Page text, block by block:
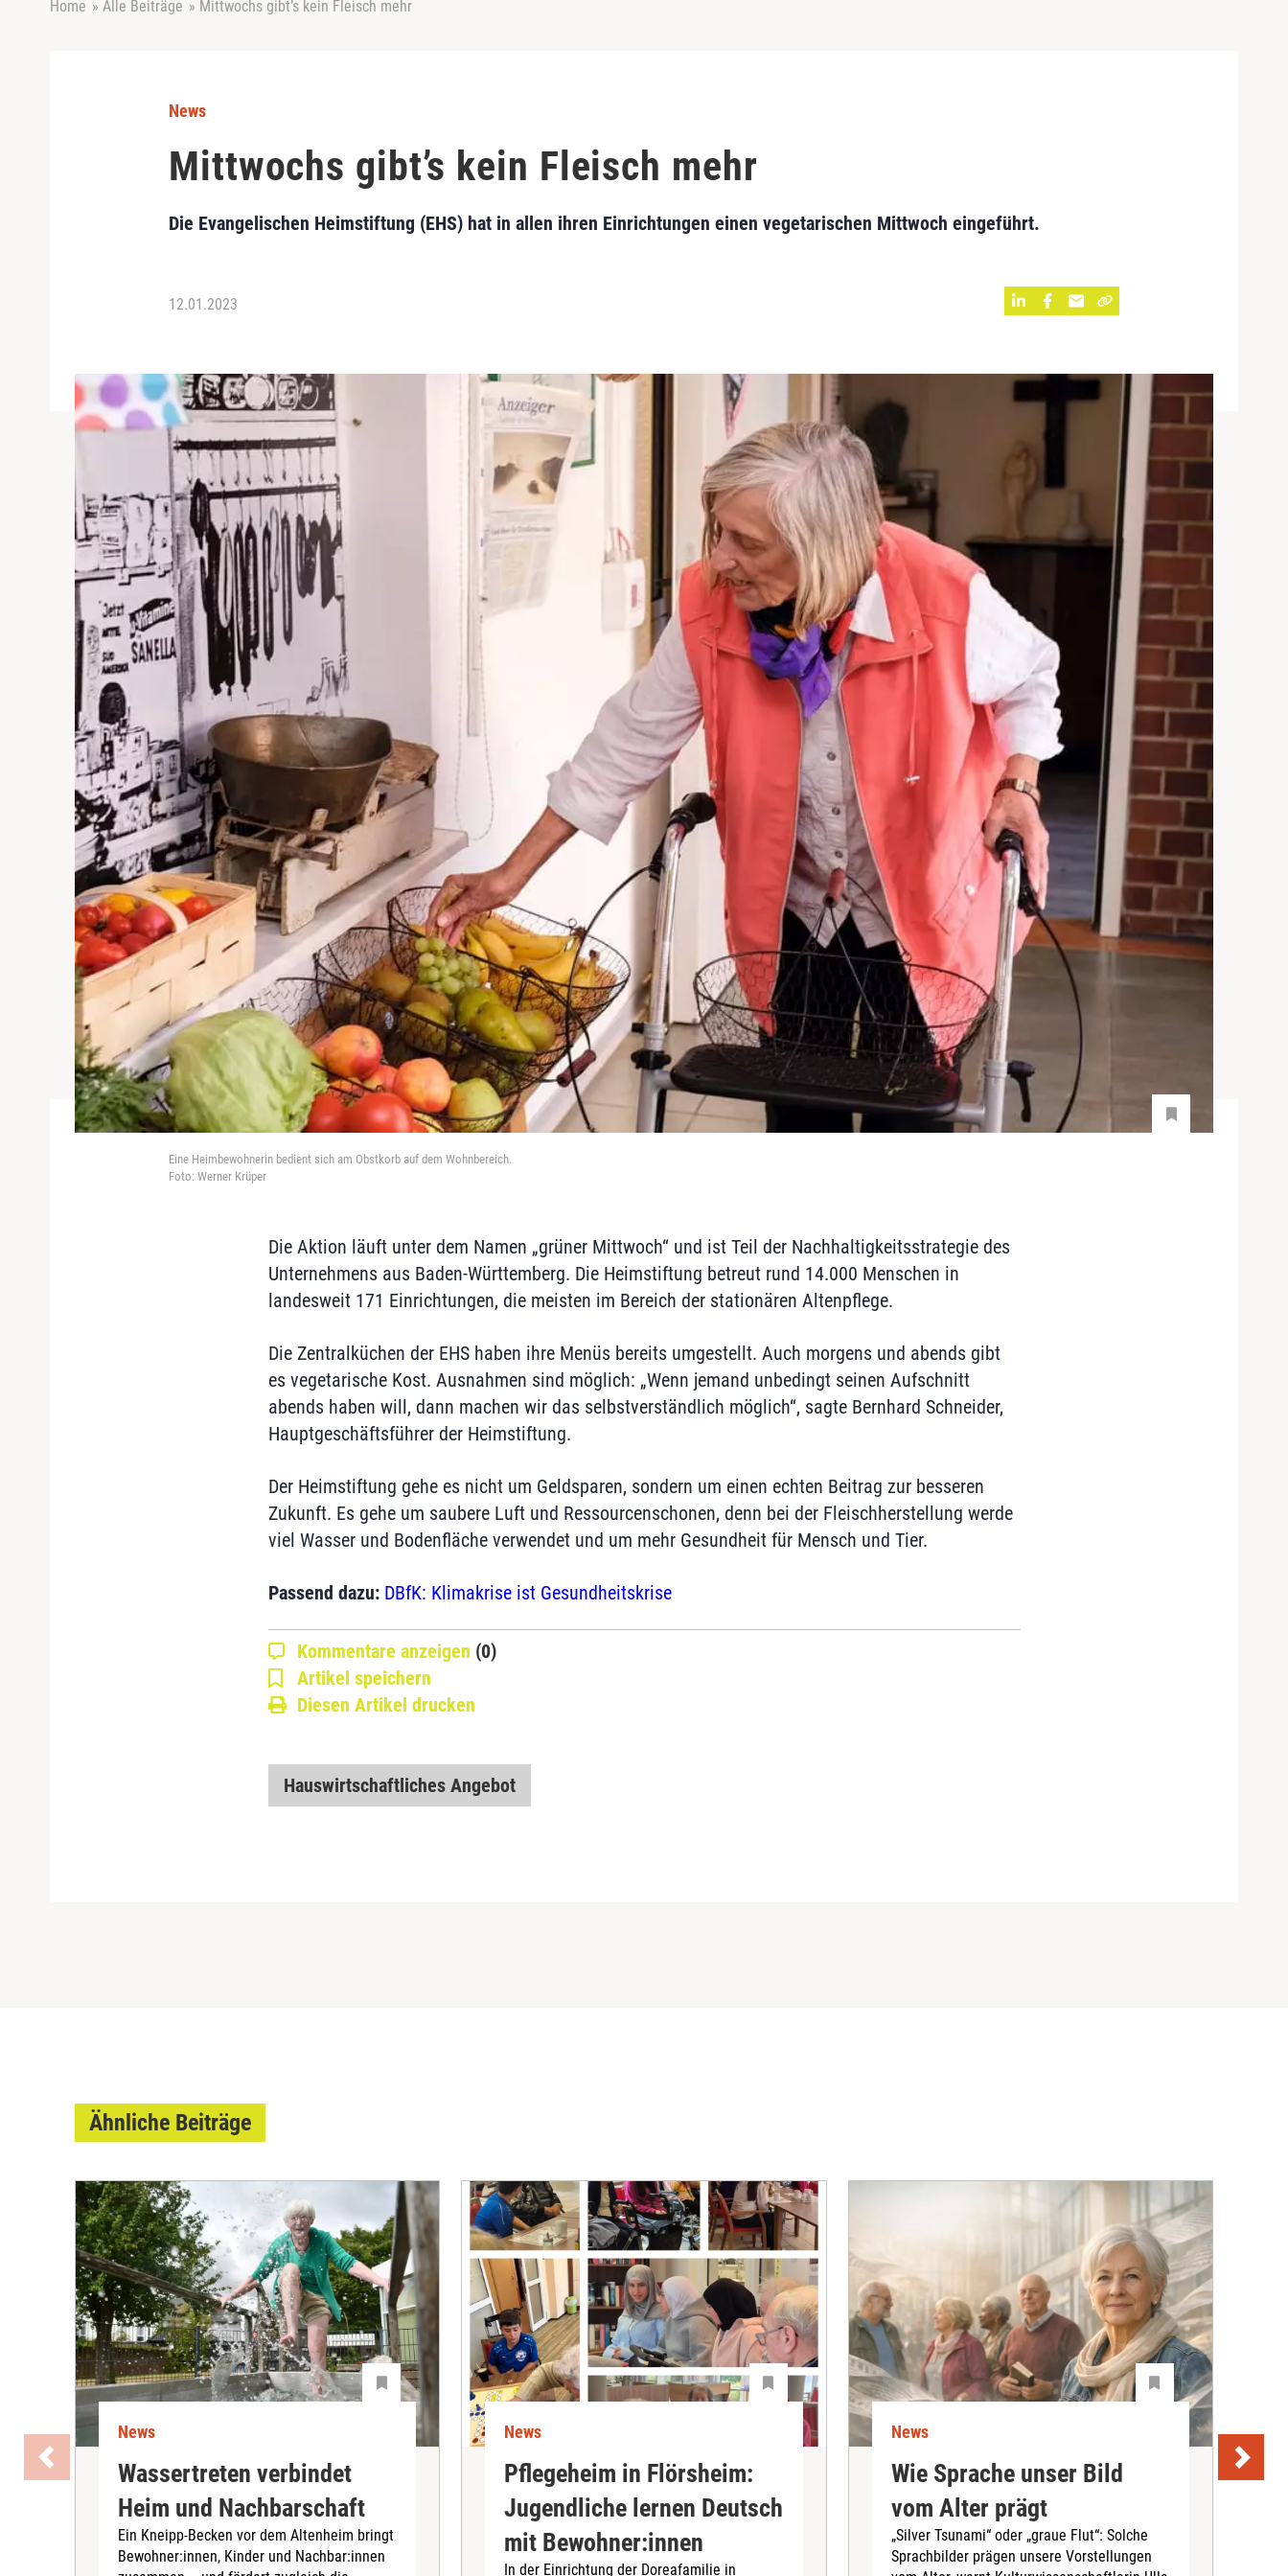
Home » Alle Beiträge » Mittwochs gibt’s kein Fleisch mehr
News
Mittwochs gibt’s kein Fleisch mehr
Die Evangelischen Heimstiftung (EHS) hat in allen ihren Einrichtungen einen vegetarischen Mittwoch eingeführt.
12.01.2023
Eine Heimbewohnerin bedient sich am Obstkorb auf dem Wohnbereich.
Foto: Werner Krüper
Die Aktion läuft unter dem Namen „grüner Mittwoch“ und ist Teil der Nachhaltigkeitsstrategie des
Unternehmens aus Baden-Württemberg. Die Heimstiftung betreut rund 14.000 Menschen in
landesweit 171 Einrichtungen, die meisten im Bereich der stationären Altenpflege.
Die Zentralküchen der EHS haben ihre Menüs bereits umgestellt. Auch morgens und abends gibt
es vegetarische Kost. Ausnahmen sind möglich: „Wenn jemand unbedingt seinen Aufschnitt
abends haben will, dann machen wir das selbstverständlich möglich“, sagte Bernhard Schneider,
Hauptgeschäftsführer der Heimstiftung.
Der Heimstiftung gehe es nicht um Geldsparen, sondern um einen echten Beitrag zur besseren
Zukunft. Es gehe um saubere Luft und Ressourcenschonen, denn bei der Fleischherstellung werde
viel Wasser und Bodenfläche verwendet und um mehr Gesundheit für Mensch und Tier.
Passend dazu: DBfK: Klimakrise ist Gesundheitskrise
Kommentare anzeigen (0)
Artikel speichern
Diesen Artikel drucken
Hauswirtschaftliches Angebot
Ähnliche Beiträge
News
Wassertreten verbindet
Heim und Nachbarschaft
Ein Kneipp-Becken vor dem Altenheim bringt
Bewohner:innen, Kinder und Nachbar:innen
News
Pflegeheim in Flörsheim:
Jugendliche lernen Deutsch
mit Bewohner:innen
In der Einrichtung der Doreafamilie in
News
Wie Sprache unser Bild
vom Alter prägt
„Silver Tsunami“ oder „graue Flut“: Solche
Sprachbilder prägen unsere Vorstellungen